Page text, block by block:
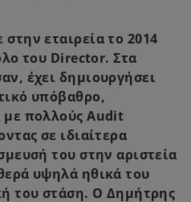
εταιρεία το 2014
του Director. Στα
έχει δημιουργήσει
υπόβαθρο,
με πολλούς Audit
σε ιδιαίτερα
του στην αριστεία
υψηλά ηθικά του
του στάση. Ο Δημήτρης